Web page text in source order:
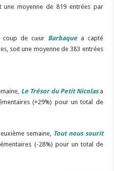
une moyenne de 819 entrées par
coup de cœur Barbaquea capté
soit une moyenne de 383 entrées
Le Trésor du Petit Nicolasa
(+29%) pour un total de
semaine, Tout nous sourit
(-28%) pour un total de